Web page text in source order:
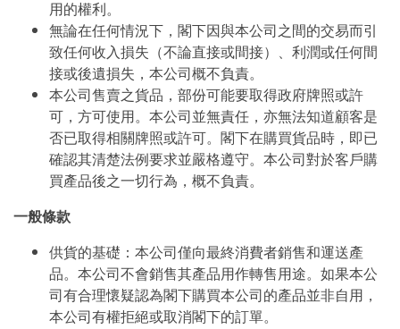
用的權利。
無論在任何情況下，閣下因與本公司之間的交易而引
致任何收入損失（不論直接或間接）、利潤或任何間
接或後遺損失，本公司概不負責。
本公司售賣之貨品，部份可能要取得政府牌照或許
可，方可使用。本公司並無責任，亦無法知道顧客是
否已取得相關牌照或許可。閣下在購買貨品時，即已
確認其清楚法例要求並嚴格遵守。本公司對於客戶購
買產品後之一切行為，概不負責。
一般條款
供貨的基礎：本公司僅向最終消費者銷售和運送產
品。本公司不會銷售其產品用作轉售用途。如果本公
司有合理懷疑認為閣下購買本公司的產品並非自用，
本公司有權拒絕或取消閣下的訂單。